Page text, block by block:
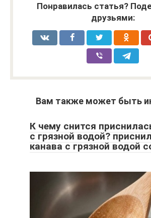
Понравилась статья?
друзьями:
Вам также может быть
К чему снится
с грязной водой?
канава с грязной водой